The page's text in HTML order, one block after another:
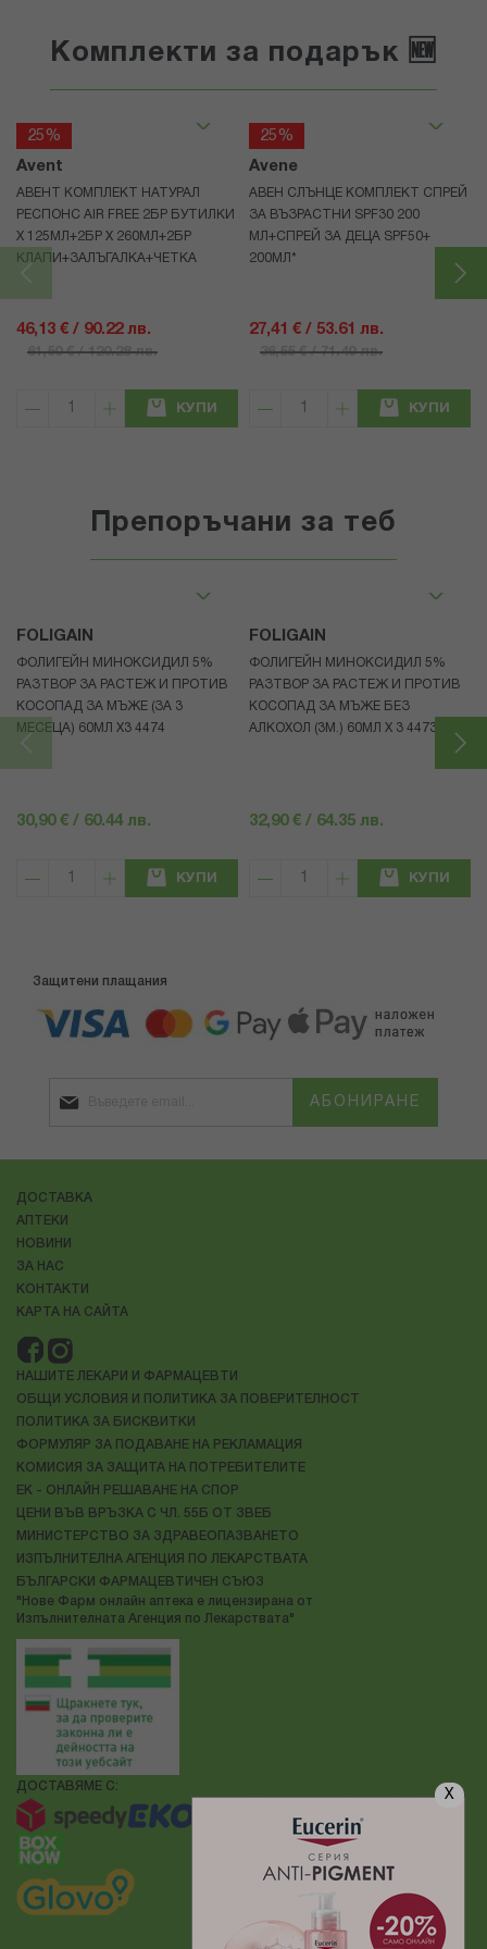
X
Комплекти за подарък 🆕
25%
Avent
АВЕНТ КОМПЛЕКТ НАТУРАЛ
РЕСПОНС AIR FREE 2БР БУТИЛКИ
Х 125МЛ+2БР Х 260МЛ+2БР
КЛАПИ+ЗАЛЪГАЛКА+ЧЕТКА
46,13 € / 90.22 лв.
61,50 € / 120.28 лв.
КУПИ
25%
Avene
АВЕН СЛЪНЦЕ КОМПЛЕКТ СПРЕЙ
ЗА ВЪЗРАСТНИ SPF30 200
МЛ+СПРЕЙ ЗА ДЕЦА SPF50+
200МЛ*
27,41 € / 53.61 лв.
36,55 € / 71.49 лв.
КУПИ
Препоръчани за теб
FOLIGAIN
ФОЛИГЕЙН МИНОКСИДИЛ 5%
РАЗТВОР ЗА РАСТЕЖ И ПРОТИВ
КОСОПАД ЗА МЪЖЕ (ЗА 3
МЕСЕЦА) 60МЛ X3 4474
30,90 € / 60.44 лв.
КУПИ
FOLIGAIN
ФОЛИГЕЙН МИНОКСИДИЛ 5%
РАЗТВОР ЗА РАСТЕЖ И ПРОТИВ
КОСОПАД ЗА МЪЖЕ БЕЗ
АЛКОХОЛ (3М.) 60МЛ X 3 4473
32,90 € / 64.35 лв.
КУПИ
Защитени плащания
АБОНИРАНЕ
ДОСТАВКА
АПТЕКИ
НОВИНИ
ЗА НАС
КОНТАКТИ
КАРТА НА САЙТА
НАШИТЕ ЛЕКАРИ И ФАРМАЦЕВТИ
ОБЩИ УСЛОВИЯ И ПОЛИТИКА ЗА ПОВЕРИТЕЛНОСТ
ПОЛИТИКА ЗА БИСКВИТКИ
ФОРМУЛЯР ЗА ПОДАВАНЕ НА РЕКЛАМАЦИЯ
КОМИСИЯ ЗА ЗАЩИТА НА ПОТРЕБИТЕЛИТЕ
ЕК - ОНЛАЙН РЕШАВАНЕ НА СПОР
ЦЕНИ ВЪВ ВРЪЗКА С ЧЛ. 55Б ОТ ЗВЕБ
МИНИСТЕРСТВО ЗА ЗДРАВЕОПАЗВАНЕТО
ИЗПЪЛНИТЕЛНА АГЕНЦИЯ ПО ЛЕКАРСТВАТА
БЪЛГАРСКИ ФАРМАЦЕВТИЧЕН СЪЮЗ
"Нове Фарм онлайн аптека е лицензирана от
Изпълнителната Агенция по Лекарствата"
ДОСТАВЯМЕ С: